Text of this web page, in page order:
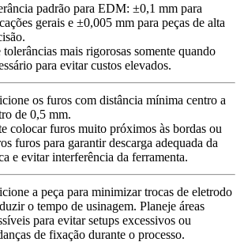
padrão para EDM: ±0,1 mm para
gerais e ±0,005 mm para peças de alta
tolerâncias mais rigorosas somente quando
para evitar custos elevados.
os furos com distância mínima centro a
de 0,5 mm.
colocar furos muito próximos às bordas ou
furos para garantir descarga adequada da
e evitar interferência da ferramenta.
a peça para minimizar trocas de eletrodo
o tempo de usinagem. Planeje áreas
para evitar setups excessivos ou
de fixação durante o processo.